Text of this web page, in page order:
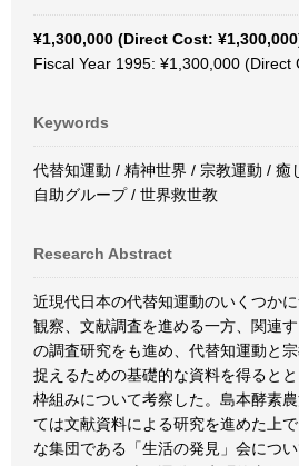
¥1,300,000 (Direct Cost:
Fiscal Year 1995: ¥1,300,000 (Direct
Keywords
代替知運動 / 精神世界 / 宗教運動 / 癒
自助グループ / 世界救世教
Research Abstract
近現代日本の代替知運動のいくつか
観察、文献調査を進める一方、関連
の調査研究をも進め、代替知運動と
捉えるための基礎的な資料を得ると
枠組みについて考察した。島本酵素
ては文献資料による研究を進めた上
な集団である「生活の発見」会につ